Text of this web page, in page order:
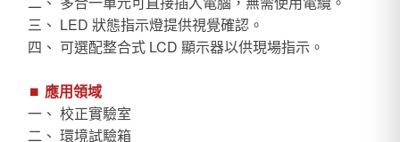
三、 LED 狀態指示燈提供視覺確認。
四、 可選配整合式 LCD 顯示器以供現場指示。
⏹︎應用領域
一、 校正實驗室
二、 環境試驗箱